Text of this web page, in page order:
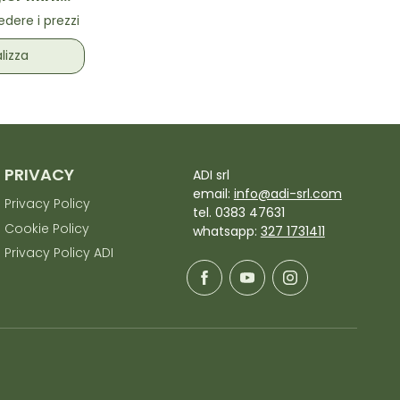
Pink -
i prezzi
PRIVACY
Privacy Policy
Cookie Policy
Privacy Policy ADI
ADI srl
email: info@adi-srl.com
tel. 0383 47631
whatsapp: 327 1731411